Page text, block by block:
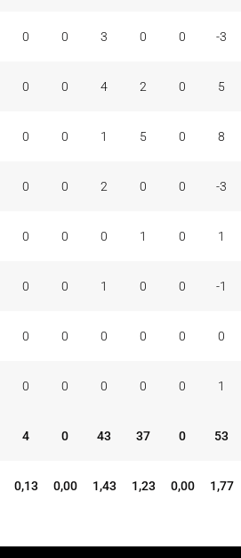
0 0 3 0 0 -3
0 0 4 2 0 5
0 0 1 5 0 8
0 0 2 0 0 -3
0 0 0 1 0 1
0 0 1 0 0 -1
0 0 0 0 0 0
0 0 0 0 0 1
4 0 43 37 0 53
0,13 0,00 1,43 1,23 0,00 1,77